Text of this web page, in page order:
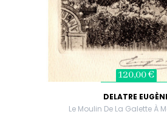
120,00 €
DELATRE
Le Moulin De La Galette À